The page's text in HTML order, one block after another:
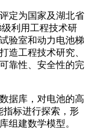
定为国家及湖北省
利用工程技术研
验室和动力电池梯
造工程技术研究、
靠性、安全性的完
据库，对电池的高
指标进行探索，形
组建数学模型。